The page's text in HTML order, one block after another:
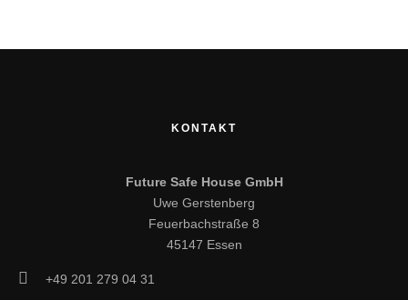
KONTAKT
Future Safe House GmbH
Uwe Gerstenberg
Feuerbachstraße 8
45147 Essen
+49 201 279 04 31